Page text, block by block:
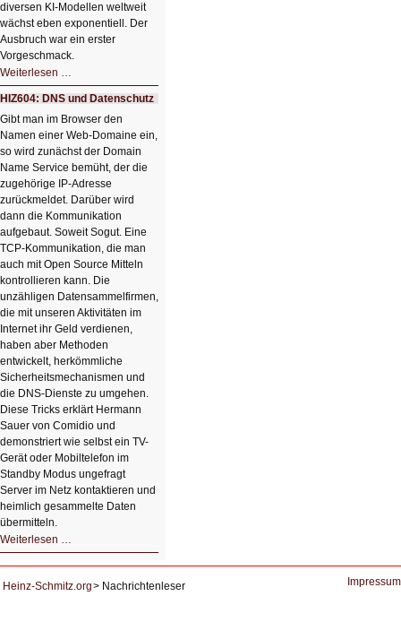
diversen KI-Modellen weltweit
wächst eben exponentiell. Der
Ausbruch war ein erster
Vorgeschmack.
Weiterlesen …
Der
Ausbruch
der
KI
HIZ604: DNS und Datenschutz
Gibt man im Browser den
Namen einer Web-Domaine ein,
so wird zunächst der Domain
Name Service bemüht, der die
zugehörige IP-Adresse
zurückmeldet. Darüber wird
dann die Kommunikation
aufgebaut. Soweit Sogut. Eine
TCP-Kommunikation, die man
auch mit Open Source Mitteln
kontrollieren kann. Die
unzähligen Datensammelfirmen,
die mit unseren Aktivitäten im
Internet ihr Geld verdienen,
haben aber Methoden
entwickelt, herkömmliche
Sicherheitsmechanismen und
die DNS-Dienste zu umgehen.
Diese Tricks erklärt Hermann
Sauer von Comidio und
demonstriert wie selbst ein TV-
Gerät oder Mobiltelefon im
Standby Modus ungefragt
Server im Netz kontaktieren und
heimlich gesammelte Daten
übermitteln.
Weiterlesen …
DNS
Heinz-Schmitz.org
Nachrichtenleser Impressum